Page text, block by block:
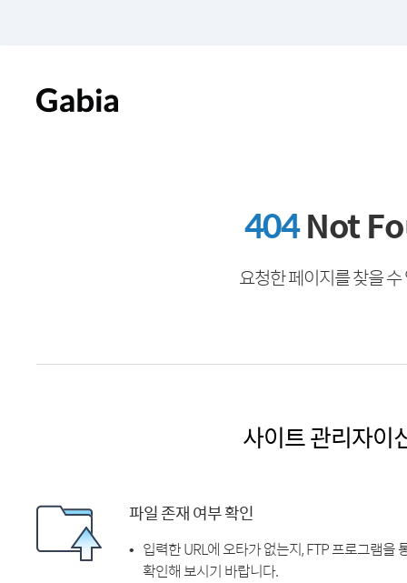
404Not
요청한 페이지를 찾을
사이트 관리자이
파일 존재 여부 확인
입력한 URL에 오타가 없는지, FTP 프로그램
확인해 보시기 바랍니다.